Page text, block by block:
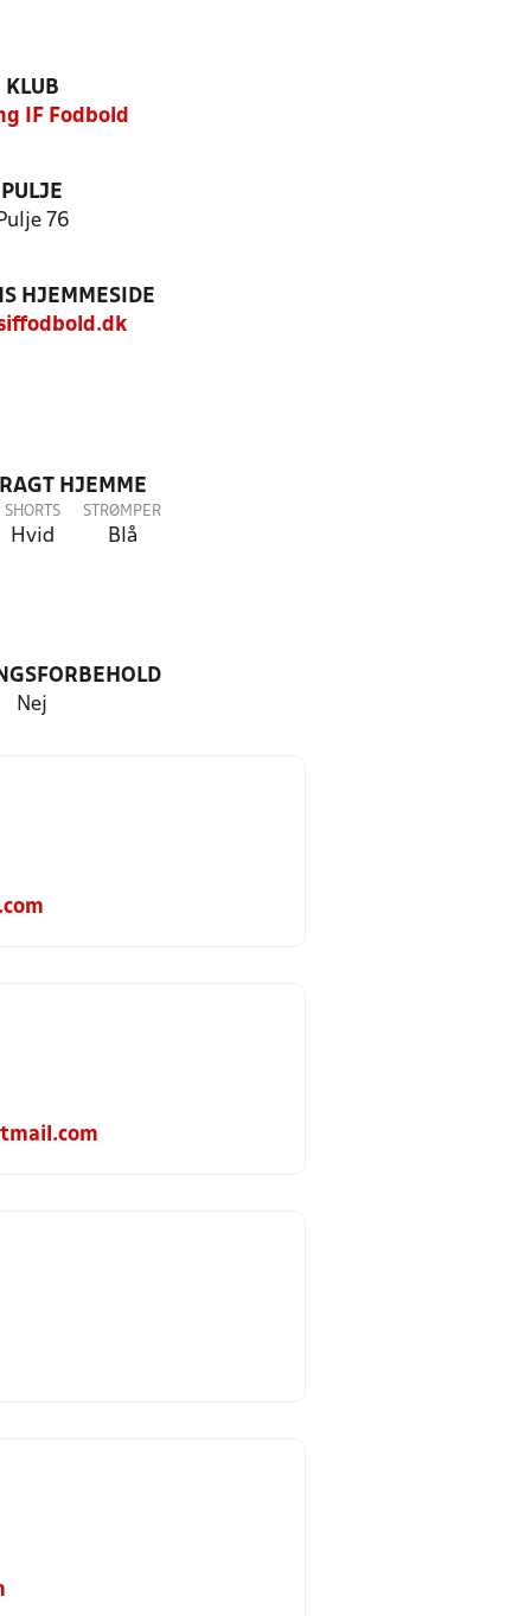
KLUB
IF Fodbold
PULJE
76
HJEMMESIDE
HJEMME
SHORTS
Hvid
STRØMPER
Blå
Nej